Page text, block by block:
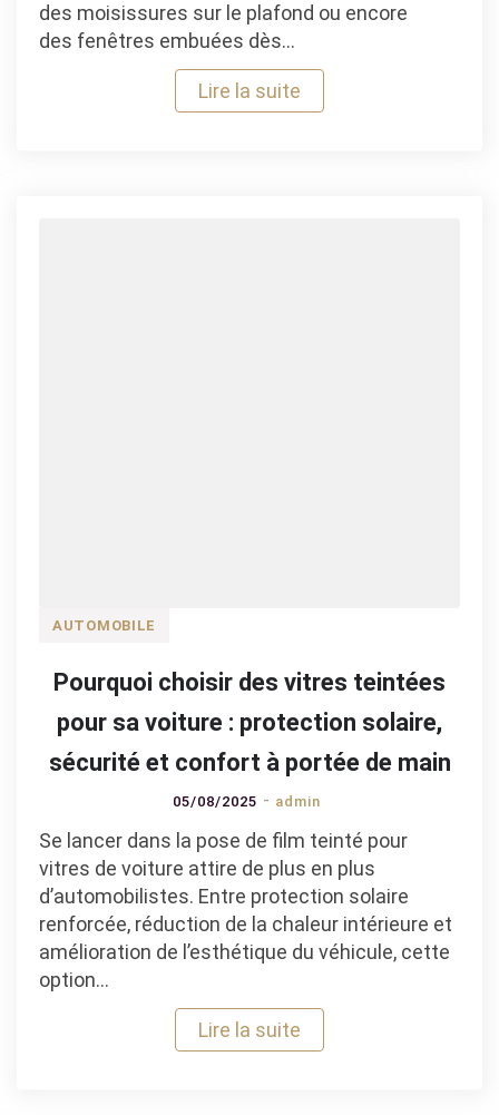
des moisissures sur le plafond ou encore
des fenêtres embuées dès…
Lire la suite
AUTOMOBILE
Pourquoi choisir des vitres teintées
pour sa voiture : protection solaire,
sécurité et confort à portée de main
05/08/2025 admin
Se lancer dans la pose de film teinté pour
vitres de voiture attire de plus en plus
d’automobilistes. Entre protection solaire
renforcée, réduction de la chaleur intérieure et
amélioration de l’esthétique du véhicule, cette
option…
Lire la suite